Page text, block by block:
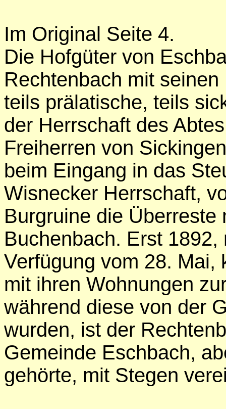
Im Original Seite 4.
Die Hofgüter von
Rechtenbach mit
teils prälatische, teils
der Herrschaft des
Freiherren von
beim Eingang in das
Wisnecker Herrschaft,
Burgruine die
Buchenbach. Erst
Verfügung vom 28. Mai,
mit ihren Wohnungen
während diese von der
wurden, ist der
Gemeinde Eschbach,
gehörte, mit Stegen